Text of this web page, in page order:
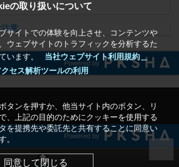
の取り扱いについて
サイトでの体験を向上させ、コンテンツや
ウェブサイトのトラフィックを分析するた
います。
当社ウェブサイト利用規約＿
セス解析ツールの利用
タンを押すか、他当サイト内のボタン、リ
、上記の目的のためにクッキーを使用する
を提携先や委託先と共有することに同意い
。
同意して閉じる
Powered by
Powered by